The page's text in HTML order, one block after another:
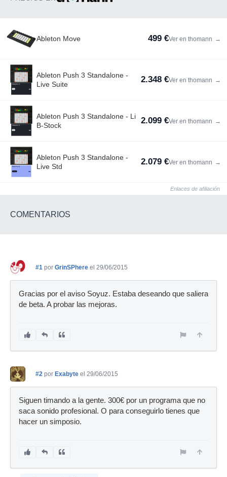
Ableton Move 499 €Ver en thomann →
Ableton Push 3 Standalone -
Live Suite
2.348 €Ver en thomann →
Ableton Push 3 Standalone - Li
B-Stock
2.099 €Ver en thomann →
Ableton Push 3 Standalone -
Live Std
2.079 €Ver en thomann →
Enlaces de afiliación
COMENTARIOS
#1 por GrinSPhere el 29/06/2015
Gracias por el aviso Soyuz. Estaba deseando que saliera
de beta. A probar las mejoras.
#2 por Exabyte el 29/06/2015
Siguen timando a la gente. 300€ por un programa que no
saca sonido profesional. O para conseguirlo tienes que
hacer un simposio.